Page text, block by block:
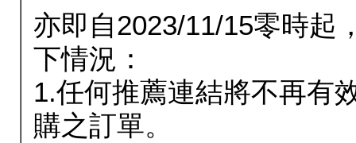
亦即自2023/11/15零時起
下情況：
1.任何推薦連結將不再有
購之訂單。